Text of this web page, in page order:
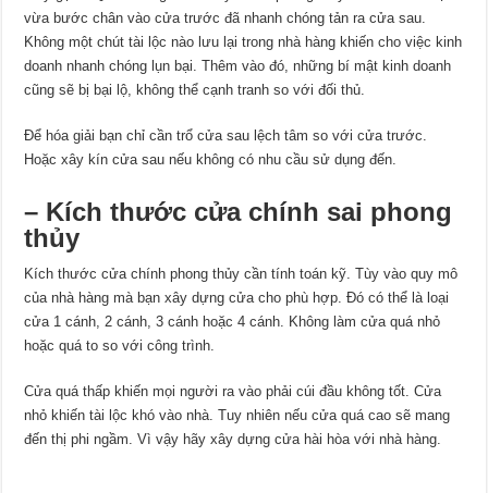
vừa bước chân vào cửa trước đã nhanh chóng tản ra cửa sau.
Không một chút tài lộc nào lưu lại trong nhà hàng khiến cho việc kinh
doanh nhanh chóng lụn bại. Thêm vào đó, những bí mật kinh doanh
cũng sẽ bị bại lộ, không thể cạnh tranh so với đối thủ.
Để hóa giải bạn chỉ cần trổ cửa sau lệch tâm so với cửa trước.
Hoặc xây kín cửa sau nếu không có nhu cầu sử dụng đến.
– Kích thước cửa chính sai phong
thủy
Kích thước cửa chính phong thủy cần tính toán kỹ. Tùy vào quy mô
của nhà hàng mà bạn xây dựng cửa cho phù hợp. Đó có thể là loại
cửa 1 cánh, 2 cánh, 3 cánh hoặc 4 cánh. Không làm cửa quá nhỏ
hoặc quá to so với công trình.
Cửa quá thấp khiến mọi người ra vào phải cúi đầu không tốt. Cửa
nhỏ khiến tài lộc khó vào nhà. Tuy nhiên nếu cửa quá cao sẽ mang
đến thị phi ngầm. Vì vậy hãy xây dựng cửa hài hòa với nhà hàng.